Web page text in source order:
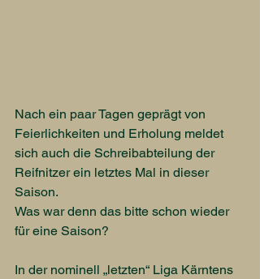
Nach ein paar Tagen geprägt von
Feierlichkeiten und Erholung meldet
sich auch die Schreibabteilung der
Reifnitzer ein letztes Mal in dieser
Saison.
Was war denn das bitte schon wieder
für eine Saison?
In der nominell „letzten“ Liga Kärntens